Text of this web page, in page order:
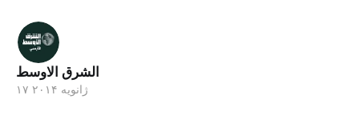
الشرق الاوسط
۱۷ ژانویه ۲۰۱۴